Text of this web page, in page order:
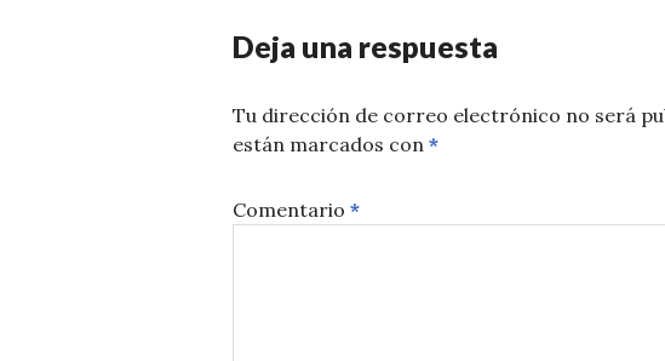
Deja una respuesta
Tu dirección de correo electrónico no será
están marcados con *
Comentario *